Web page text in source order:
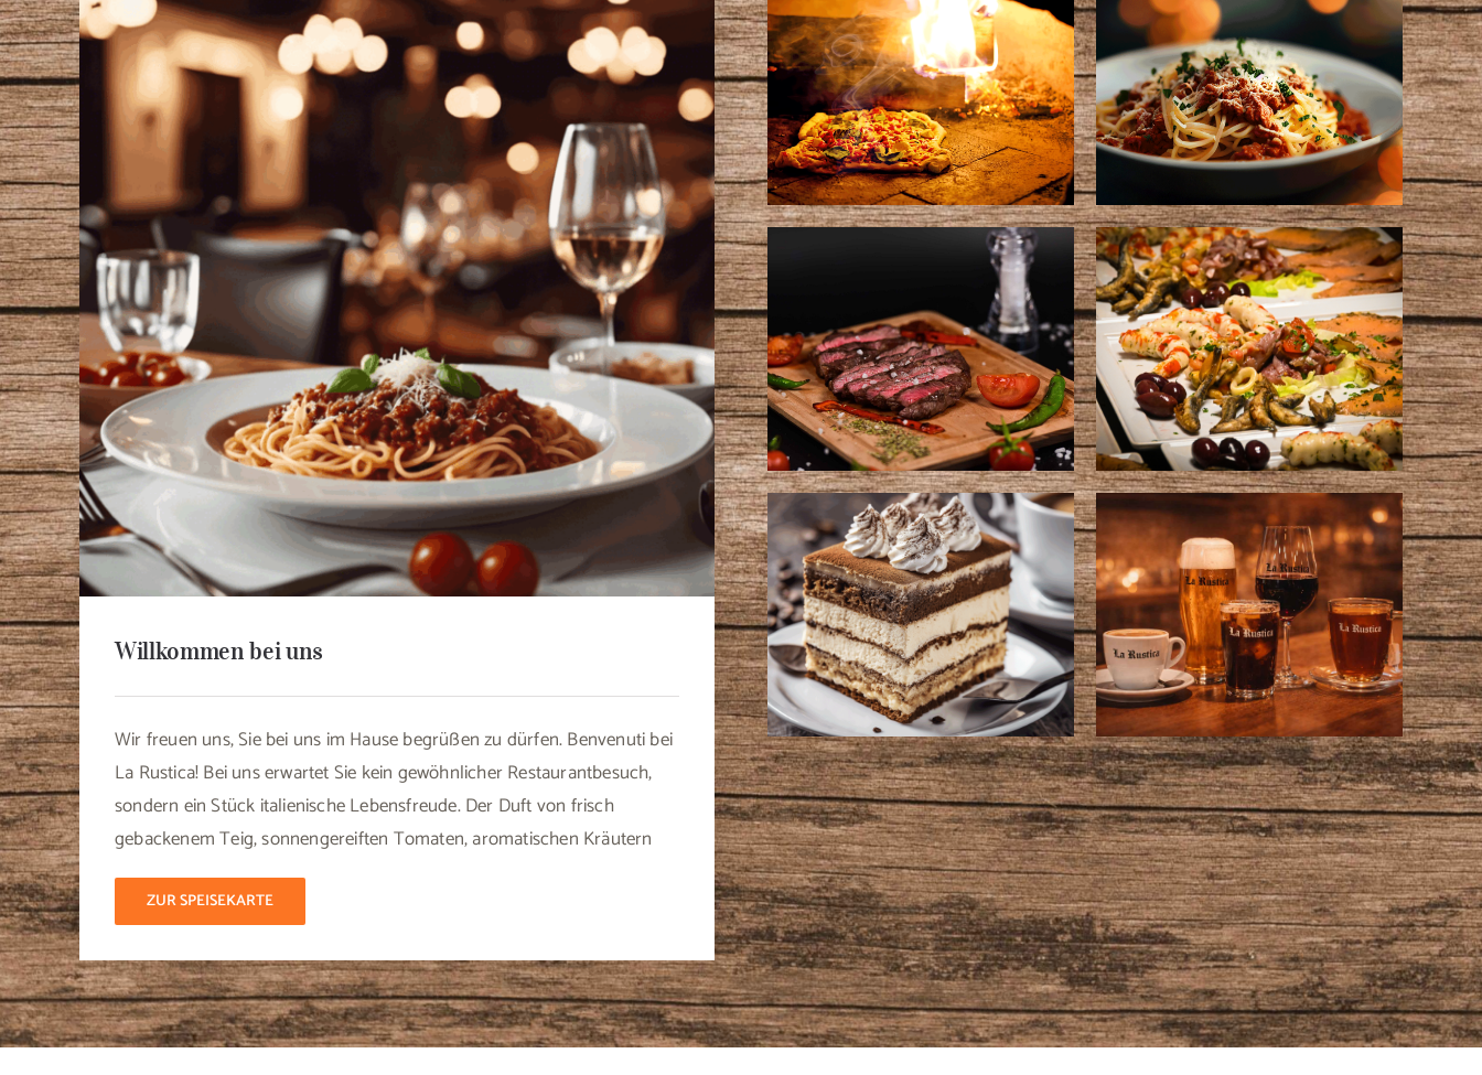
Willkommen bei uns
Wir freuen uns, Sie bei uns im Hause begrüßen zu dürfen. B​envenuti bei
La Rustica! Bei uns erwartet Sie kein gewöhnlicher Restaurantbesuch,
sondern ein Stück italienische Lebensfreude. Der Duft von frisch
gebackenem Teig, sonnengereiften Tomaten, aromatischen Kräutern
ZUR SPEISEKARTE
Pizza Pasta
Fleischgerichte Fischgerichte
Desserts Getränke